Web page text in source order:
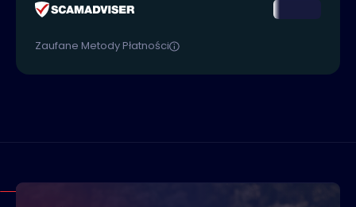
Zaufane Metody Płatności